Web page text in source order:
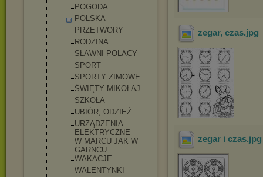
POGODA
POLSKA
PRZETWORY
RODZINA
SŁAWNI POLACY
SPORT
SPORTY ZIMOWE
ŚWIĘTY MIKOŁAJ
SZKOŁA
UBIÓR, ODZIEŻ
URZĄDZENIA
ELEKTRYCZNE
W MARCU JAK W
GARNCU
WAKACJE
WALENTYNKI
zegar, czas.jpg
zegar i czas